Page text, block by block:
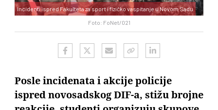
Foto: FoNet/021
Incidenti ispred Fakulteta za sport i fizičko vaspitanje u Novom Sadu
Posle incidenata i akcije policije
ispred novosadskog DIF-a, stižu brojne